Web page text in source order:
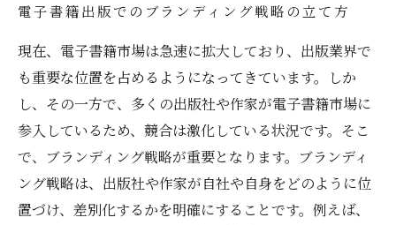
電子書籍出版でのブランディング戦略の立て方
現在、電子書籍市場は急速に拡大しており、出版業界で
も重要な位置を占めるようになってきています。しか
し、その一方で、多くの出版社や作家が電子書籍市場に
参入しているため、競合は激化している状況です。そこ
で、ブランディング戦略が重要となります。ブランディ
ング戦略は、出版社や作家が自社や自身をどのように位
置づけ、差別化するかを明確にすることです。例えば、